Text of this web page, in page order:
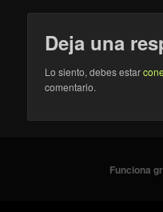
Deja una
Lo siento, debes estar
comentario.
Funciona